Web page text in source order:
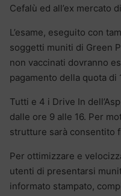
Cefalù ed all’ex mercato
L’esame, eseguito con
soggetti muniti di Green
non vaccinati dovranno
pagamento della quota di
Tutti e 4 i Drive In
dalle ore 9 alle 16. Per
strutture sarà consentito
Per ottimizzare e
utenti di presentarsi
informato stampato,